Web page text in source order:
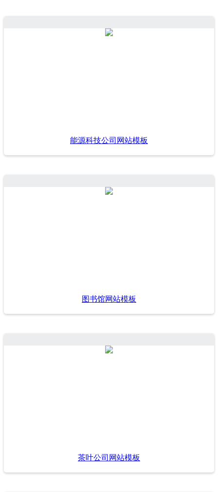
能源科技公司网站模板
图书馆网站模板
茶叶公司网站模板